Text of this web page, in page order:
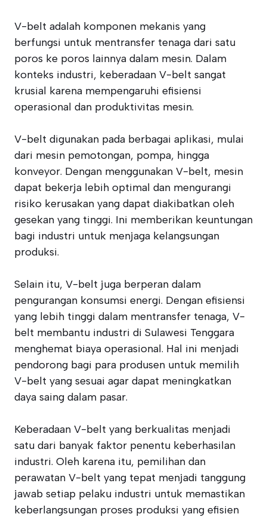
V-belt adalah komponen mekanis yang
berfungsi untuk mentransfer tenaga dari satu
poros ke poros lainnya dalam mesin. Dalam
konteks industri, keberadaan V-belt sangat
krusial karena mempengaruhi efisiensi
operasional dan produktivitas mesin.
V-belt digunakan pada berbagai aplikasi, mulai
dari mesin pemotongan, pompa, hingga
konveyor. Dengan menggunakan V-belt, mesin
dapat bekerja lebih optimal dan mengurangi
risiko kerusakan yang dapat diakibatkan oleh
gesekan yang tinggi. Ini memberikan keuntungan
bagi industri untuk menjaga kelangsungan
produksi.
Selain itu, V-belt juga berperan dalam
pengurangan konsumsi energi. Dengan efisiensi
yang lebih tinggi dalam mentransfer tenaga, V-
belt membantu industri di Sulawesi Tenggara
menghemat biaya operasional. Hal ini menjadi
pendorong bagi para produsen untuk memilih
V-belt yang sesuai agar dapat meningkatkan
daya saing dalam pasar.
Keberadaan V-belt yang berkualitas menjadi
satu dari banyak faktor penentu keberhasilan
industri. Oleh karena itu, pemilihan dan
perawatan V-belt yang tepat menjadi tanggung
jawab setiap pelaku industri untuk memastikan
keberlangsungan proses produksi yang efisien